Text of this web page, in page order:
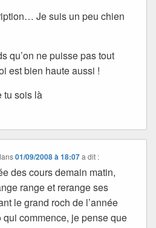
Je suis un peu chien
qu’on ne puisse pas tout
est bien haute aussi !
tu sois là
01/09/2008 à 18:07 a dit :
des cours demain matin,
range et rerange ses
le grand roch de l’année
commence, je pense que